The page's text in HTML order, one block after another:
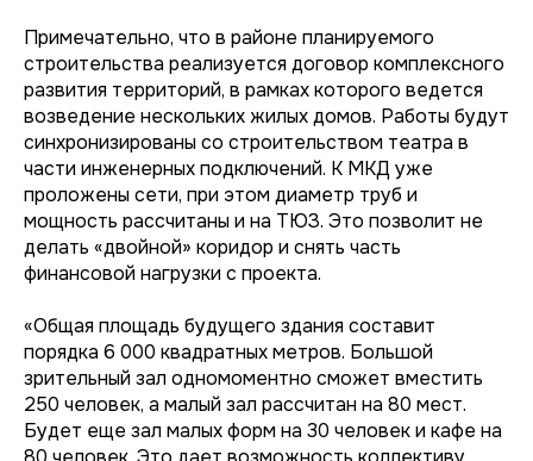
Примечательно, что в районе планируемого
строительства реализуется договор комплексного
развития территорий, в рамках которого ведется
возведение нескольких жилых домов. Работы будут
синхронизированы со строительством театра в
части инженерных подключений. К МКД уже
проложены сети, при этом диаметр труб и
мощность рассчитаны и на ТЮЗ. Это позволит не
делать «двойной» коридор и снять часть
финансовой нагрузки с проекта.
«Общая площадь будущего здания составит
порядка 6 000 квадратных метров. Большой
зрительный зал одномоментно сможет вместить
250 человек, а малый зал рассчитан на 80 мест.
Будет еще зал малых форм на 30 человек и кафе на